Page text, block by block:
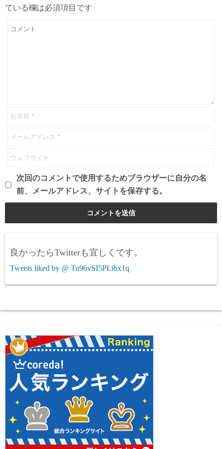
ている欄は必須項目です
次回のコメントで使用するためブラウザーに自分の名
前、メールアドレス、サイトを保存する。
良かったらTwitterも宜しくです。
Tweets liked by @ Tu96vSI5PLibx1q